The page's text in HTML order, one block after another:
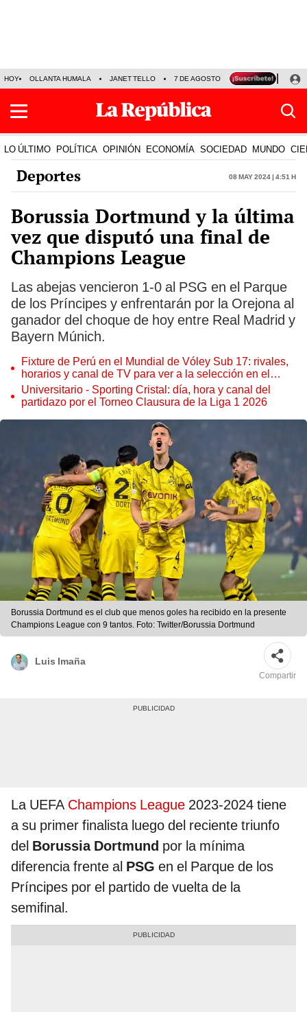
HOY OLLANTA HUMALA JANET TELLO 7 DE AGOSTO TINKA RESULTADOS
LO ÚLTIMO POLÍTICA OPINIÓN ECONOMÍA SOCIEDAD MUNDO
Deportes 08 May 2024 | 4:51 h
Borussia Dortmund y la última
vez que disputó una final de
Champions League
Las abejas vencieron 1-0 al PSG en el Parque
de los Príncipes y enfrentarán por la Orejona al
ganador del choque de hoy entre Real Madrid y
Bayern Múnich.
Fixture de Perú en el Mundial de Vóley Sub 17: rivales,
horarios y canal de TV para ver a la selección en el
torneo
Universitario - Sporting Cristal: día, hora y canal del
partidazo por el Torneo Clausura de la Liga 1 2026
Borussia Dortmund es el club que menos goles ha recibido en la presente
Champions League con 9 tantos. Foto: Twitter/Borussia Dortmund
Luis Imaña
Compartir
La UEFA Champions League 2023-2024 tiene
a su primer finalista luego del reciente triunfo
del Borussia Dortmund por la mínima
diferencia frente al PSG en el Parque de los
Príncipes por el partido de vuelta de la
semifinal.